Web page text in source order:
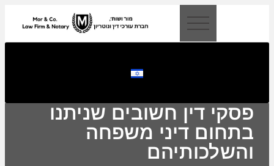
פסקי דין חשובים שניתנו
בתחום דיני משפחה
והשלכותיהם